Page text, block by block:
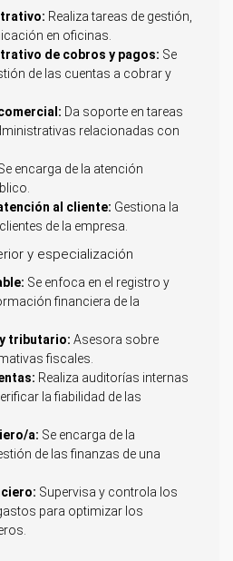
Realiza tareas de gestión,
en oficinas.
de cobros y pagos: Se
de las cuentas a cobrar y
Da soporte en tareas
relacionadas con
encarga de la atención
al cliente: Gestiona la
de la empresa.
y especialización
Se enfoca en el registro y
financiera de la
tributario: Asesora sobre
fiscales.
Realiza auditorías internas
la fiabilidad de las
a: Se encarga de la
de las finanzas de una
Supervisa y controla los
para optimizar los